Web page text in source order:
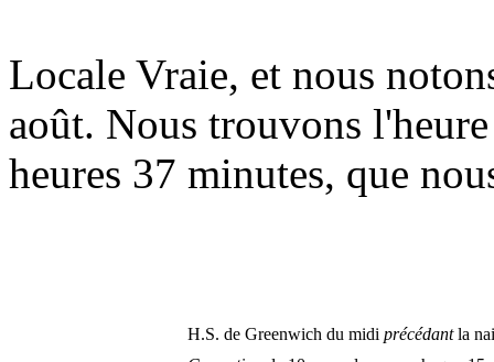
Locale Vraie, et nous
août. Nous trouvons
heures 37 minutes, que
H.S. de Greenwich du midi précédantla